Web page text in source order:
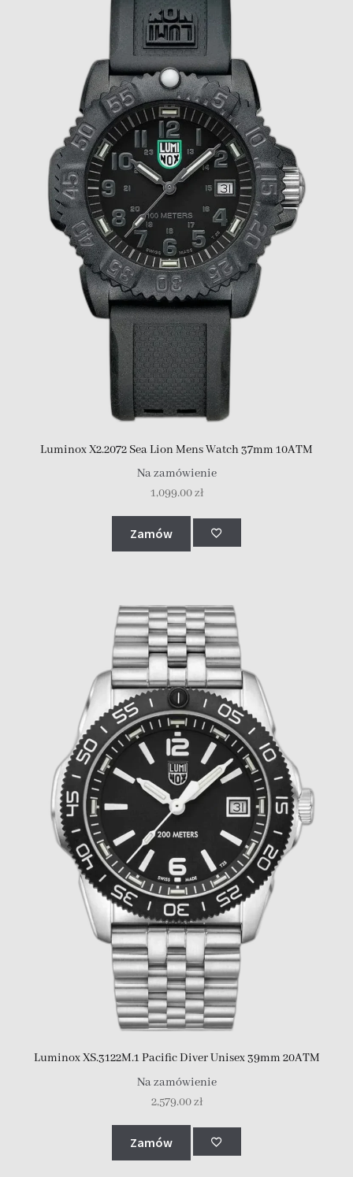
Luminox X2.2072 Sea Lion Mens Watch 37mm 10ATM
Na zamówienie
1,099.00zł
Zamów
Luminox XS.3122M.1 Pacific Diver Unisex 39mm 20ATM
Na zamówienie
2,579.00zł
Zamów